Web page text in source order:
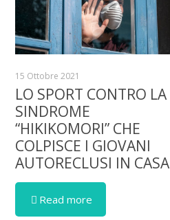
15 Ottobre 2021
LO SPORT CONTRO LA
SINDROME
“HIKIKOMORI” CHE
COLPISCE I GIOVANI
AUTORECLUSI IN CASA
Read more